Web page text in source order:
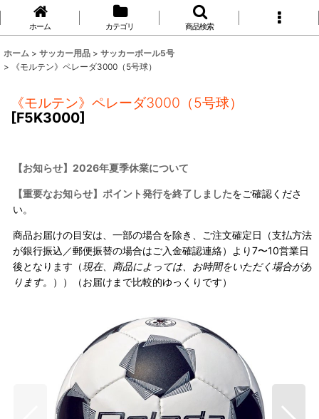
ホーム カテゴリ 商品検索
ホーム > サッカー用品 > サッカーボール5号
>
《モルテン》ペレーダ3000（5号球）
《モルテン》ペレーダ3000（5号球）
[F5K3000]
【お知らせ】2026年夏季休業について
【重要なお知らせ】ポイント発行を終了しましたをご確認くださ
い。
商品お届けの目安は、一部の場合を除き、ご注文確定日（支払方法
が銀行振込／郵便振替の場合はご入金確認連絡）より7〜10営業日
後となります（現在、商品によっては、お時間をいただく場合があ
ります。 ））（お届けまで比較的ゆっくりです）